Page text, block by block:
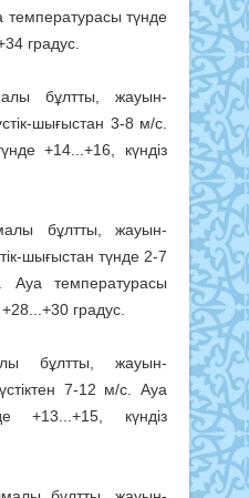
түнде
градус.
бұлтты, жауын-
шығыстан 3-8 м/с.
+14...+16, күндіз
бұлтты, жауын-
шығыстан түнде 2-7
температурасы
градус.
бұлтты, жауын-
7-12 м/с. Ауа
+13...+15, күндіз